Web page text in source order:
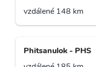
vzdálené 148 km
Phitsanulok - PHS